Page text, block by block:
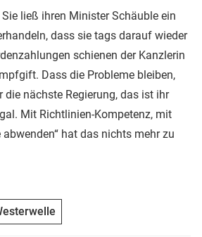
ließ ihren Minister Schäuble ein
dass sie tags darauf wieder
schienen der Kanzlerin
Dass die Probleme bleiben,
die nächste Regierung, das ist ihr
Mit Richtlinien-Kompetenz, mit
abwenden“ hat das nichts mehr zu